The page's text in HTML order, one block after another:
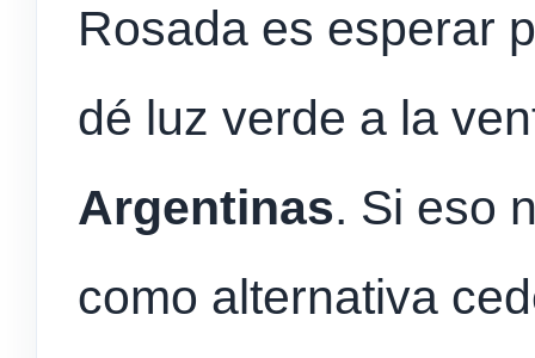
Rosada es esperar
dé luz verde a la
Argentinas. Si eso
como alternativa